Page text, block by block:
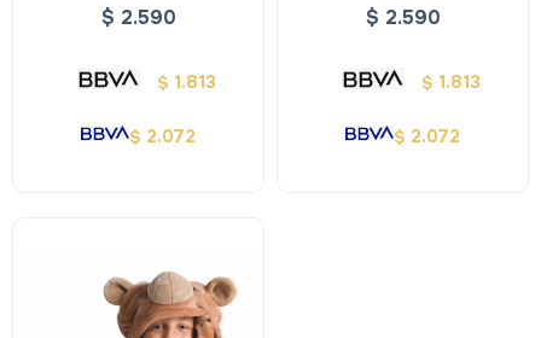
$ 2.590
$ 1.813
$ 2.072
$ 2.590
$ 1.813
$ 2.072